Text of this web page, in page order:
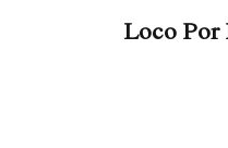
Loco Por